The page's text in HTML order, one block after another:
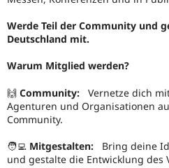
Werde Teil der Community und
Deutschland mit.
Warum Mitglied werden?
🙌 Community:
Vernetze dich
Agenturen und Organisationen
Community.
🧑‍💻 Mitgestalten:
Bring deine
und gestalte die Entwicklung des